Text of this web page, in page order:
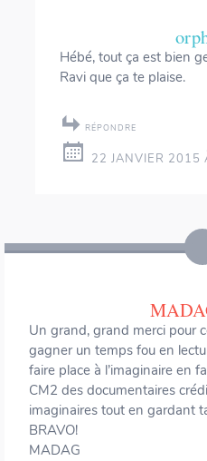
Hébé, tout ça est bien
Ravi que ça te plaise.
RÉPONDRE
22 JANVIER 2015
Un grand, grand merci pour
gagner un temps fou en
faire place à l’imaginaire en
CM2 des documentaires
imaginaires tout en gardant
BRAVO!
MADAG